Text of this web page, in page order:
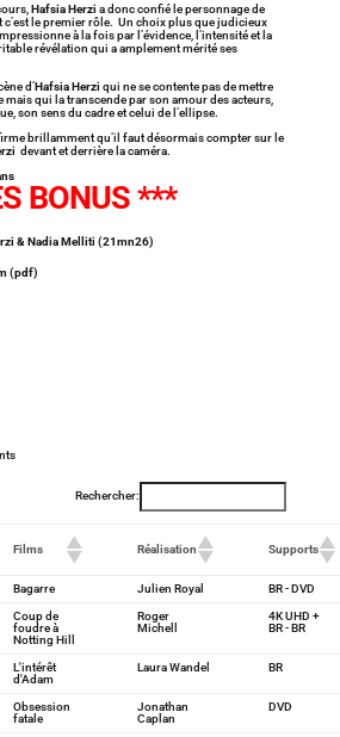
Hafsia Herzi a donc confié le personnage de
c’est le premier rôle. Un choix plus que judicieux
à la fois par l’évidence, l’intensité et la
révélation qui a amplement mérité ses
d’Hafsia Herzi qui ne se contente pas de mettre
qui la transcende par son amour des acteurs,
son sens du cadre et celui de l’ellipse.
brillamment qu’il faut désormais compter sur le
devant et derrière la caméra.
BONUS ***
& Nadia Melliti (21mn26)
(pdf)
Rechercher:
Films Réalisation Supports
Bagarre Julien Royal BR - DVD
Coup de
foudre à
Notting Hill
Roger
Michell
4K UHD +
BR - BR
L'intérêt
d'Adam
Laura Wandel BR
Obsession
fatale
Jonathan
Caplan
DVD